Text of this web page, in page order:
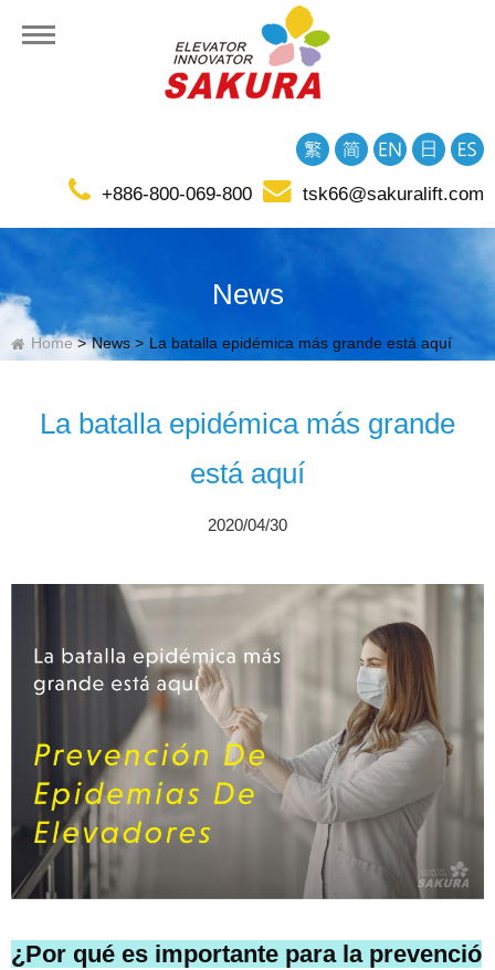
+886-800-069-800 tsk66@sakuralift.com
News
Home News La batalla epidémica más grande está aquí
La batalla epidémica más grande
está aquí
2020/04/30
¿Por qué es importante para la prevenció